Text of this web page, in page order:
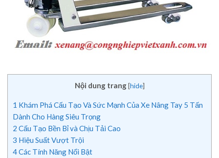
Nội dung trang [hide]
1 Khám Phá Cấu Tạo Và Sức Mạnh Của Xe Nâng Tay 5 Tấn
Dành Cho Hàng Siêu Trọng
2 Cấu Tạo Bền Bỉ và Chịu Tải Cao
3 Hiệu Suất Vượt Trội
4Các Tính Năng Nổi Bật